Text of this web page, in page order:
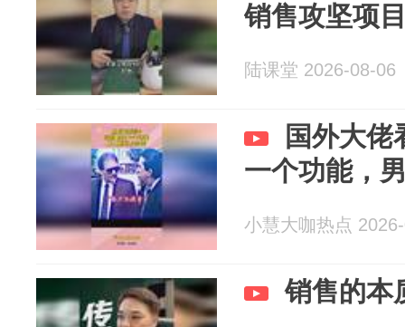
销售攻坚项
陆课堂 2026-08-06
国外大佬
一个功能，
小慧大咖热点
销售的本